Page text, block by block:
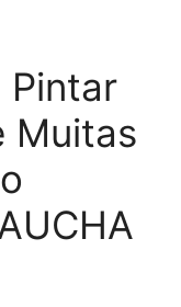
Pintar
Muitas